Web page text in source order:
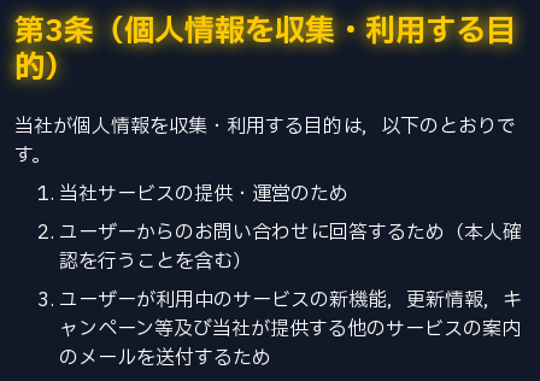
第3条（個人情報を収集・利用する目
的）
当社が個人情報を収集・利用する目的は，以下のとおりで
す。
当社サービスの提供・運営のため
ユーザーからのお問い合わせに回答するため（本人確
認を行うことを含む）
ユーザーが利用中のサービスの新機能，更新情報，キ
ャンペーン等及び当社が提供する他のサービスの案内
のメールを送付するため